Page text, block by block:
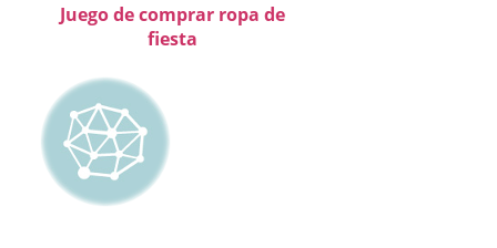
Juego de comprar ropa de
fiesta